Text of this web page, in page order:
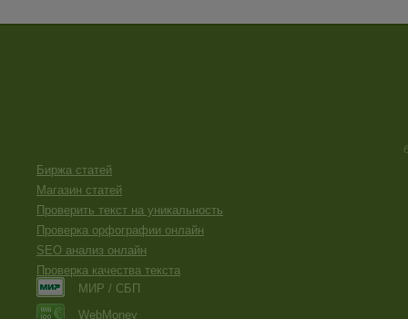
Биржа статей
Магазин статей
Проверить текст на уникальность
Проверка орфографии онлайн
SEO анализ онлайн
Проверка качества текста
МИР / СБП
WebMoney